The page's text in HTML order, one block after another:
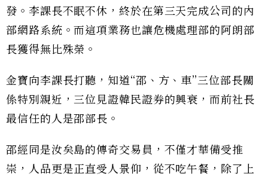
發。李課長不眠不休，終於在第三天完成公司的內
部網路系統。而這項業務也讓危機處理部的阿朗部
長獲得無比殊榮。
金寶向李課長打聽，知道“邵、方、車”三位部長關
係特別親近，三位見證韓民證券的興衰，而前社長
最信任的人是邵部長。
邵經同是汝矣島的傳奇交易員，不僅才華備受推
崇，人品更是正直受人景仰，從不吃午餐，除了上